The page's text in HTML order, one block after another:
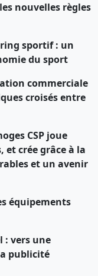
nouvelles règles
sportif : un
du sport
commerciale
croisés entre
CSP joue
et crée grâce à la
et un avenir
équipements
: vers une
publicité